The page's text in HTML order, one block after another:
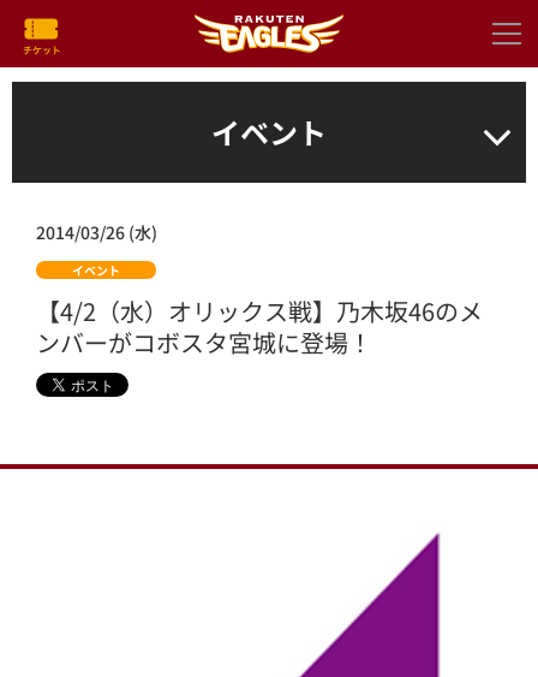
イベント
2014/03/26 (水)
イベント
【4/2（水）オリックス戦】乃木坂46のメ
ンバーがコボスタ宮城に登場！